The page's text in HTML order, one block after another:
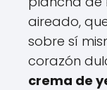
aireado,
sobre sí
corazón
crema de